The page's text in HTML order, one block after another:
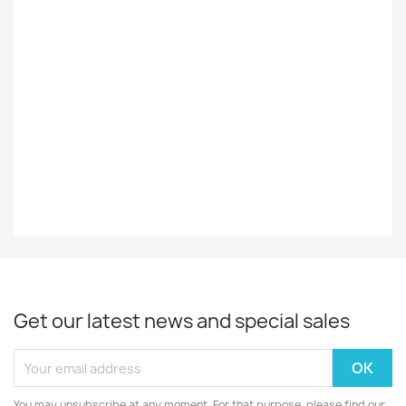
Get our latest news and special sales